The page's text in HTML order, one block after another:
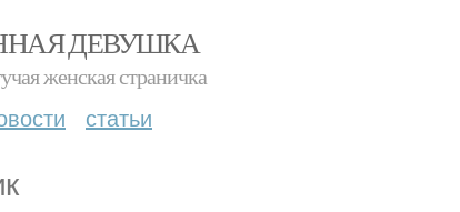
ДЕВУШКА
женская страничка
статьи